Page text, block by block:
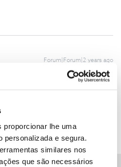
proporcionar lhe uma
personalizada e segura.
similares nos
que são necessários
Forum|Forum|2 years ago
informação relevante. Marque
"Like" nos melhores comentários.